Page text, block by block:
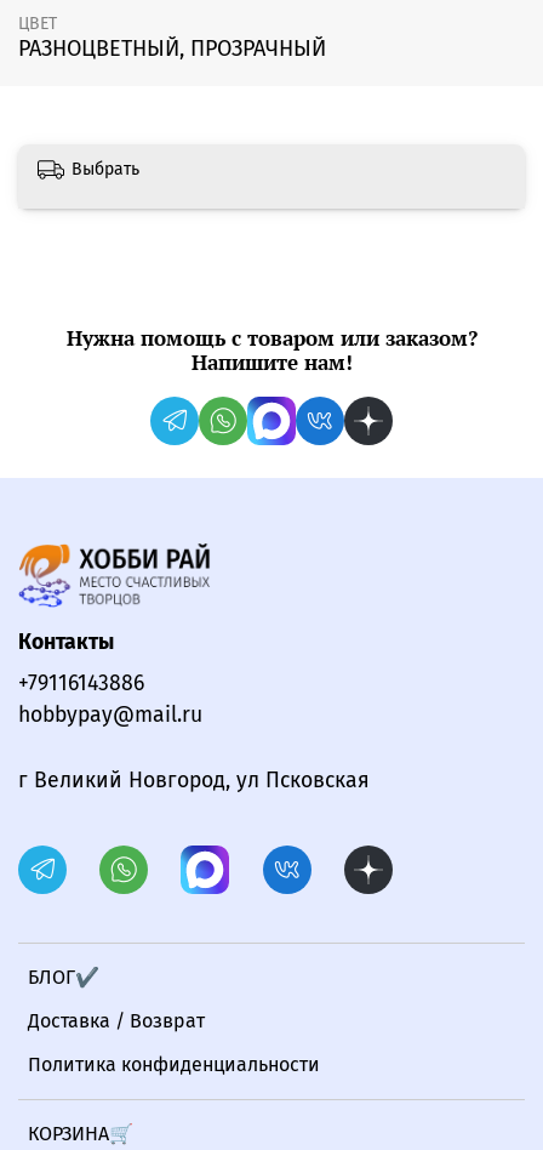
ЦВЕТ
РАЗНОЦВЕТНЫЙ, ПРОЗРАЧНЫЙ
Выбрать
Нужна помощь с товаром или заказом?
Напишите нам!
БЛОГ✔
Доставка / Возврат
Политика конфиденциальности
КОРЗИНА🛒
Контакты
+79116143886
hobbypay@mail.ru
г Великий Новгород, ул Псковская